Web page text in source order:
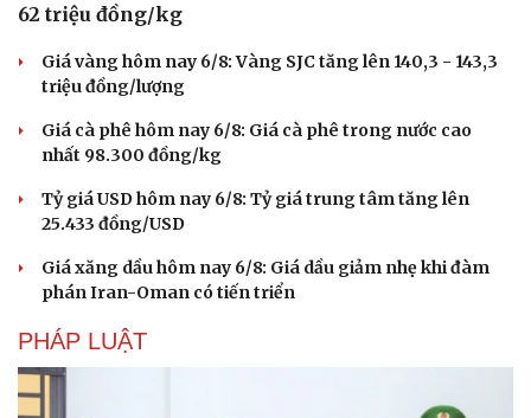
62 triệu đồng/kg
Giá vàng hôm nay 6/8: Vàng SJC tăng lên 140,3 - 143,3
triệu đồng/lượng
Giá cà phê hôm nay 6/8: Giá cà phê trong nước cao
nhất 98.300 đồng/kg
Tỷ giá USD hôm nay 6/8: Tỷ giá trung tâm tăng lên
25.433 đồng/USD
Giá xăng dầu hôm nay 6/8: Giá dầu giảm nhẹ khi đàm
phán Iran-Oman có tiến triển
PHÁP LUẬT